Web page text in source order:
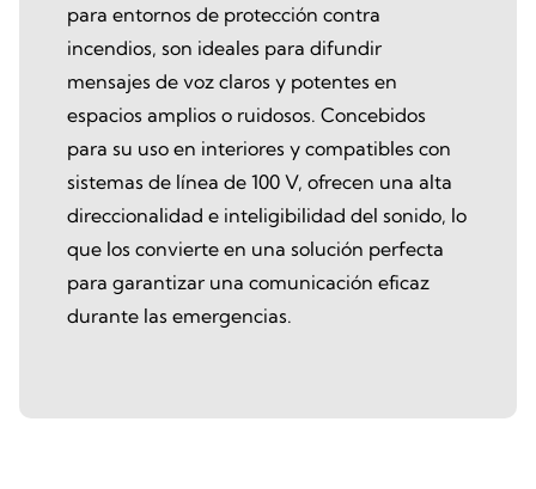
para entornos de protección contra
incendios, son ideales para difundir
mensajes de voz claros y potentes en
espacios amplios o ruidosos. Concebidos
para su uso en interiores y compatibles con
sistemas de línea de 100 V, ofrecen una alta
direccionalidad e inteligibilidad del sonido, lo
que los convierte en una solución perfecta
para garantizar una comunicación eficaz
durante las emergencias.